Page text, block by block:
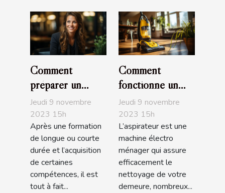
Comment
préparer un
entretien
d’embauche ?
Jeudi 9 novembre
2023 15h
Après une formation
de longue ou courte
durée et l’acquisition
de certaines
compétences, il est
tout à fait...
Comment
fonctionne un
aspirateur ?
Jeudi 9 novembre
2023 15h
L’aspirateur est une
machine électro
ménager qui assure
efficacement le
nettoyage de votre
demeure, nombreux...